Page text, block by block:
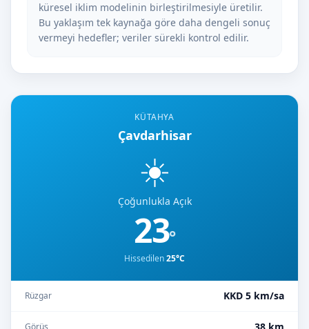
KÜTAHYA
Çavdarhisar
☀️
Çoğunlukla Açık
23°
Hissedilen25°C
Rüzgar KKD 5 km/sa
Görüş
küresel iklim modelinin birleştirilmesiyle üretilir.
Bu yaklaşım tek kaynağa göre daha dengeli sonuç
vermeyi hedefler; veriler sürekli kontrol edilir.